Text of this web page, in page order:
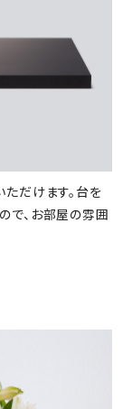
だけます。台を
で、お部屋の雰囲